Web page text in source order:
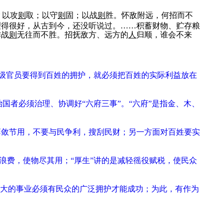
以攻则 取；以守则 固；以战则 胜。怀敌附远，何招而不
很好，从古到今，还没听说过。……积蓄财物、贮存粮
则 无往而不胜。招抚敌方、远方的 人 归顺，谁会不来
官员要得到百姓的拥护，就必须把百姓的实际利益放在
者必须治理、协调好“六府三事”。“六府”是指金、木、
节用，不要与民争利，搜刮民财；另一方面对百姓要实
费，使物尽其用；“厚生”讲的是减轻徭役赋税，使民众
的事业必须有民众的广泛拥护才能成功；为此，有作为